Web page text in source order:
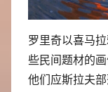
罗里奇以喜马
些民间题材的
他们应斯拉夫